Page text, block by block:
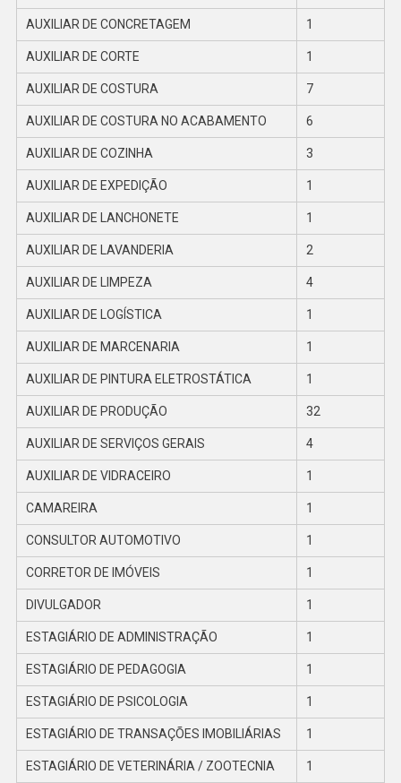
AUXILIAR DE CONCRETAGEM 1
AUXILIAR DE CORTE 1
AUXILIAR DE COSTURA 7
AUXILIAR DE COSTURA NO ACABAMENTO 6
AUXILIAR DE COZINHA 3
AUXILIAR DE EXPEDIÇÃO 1
AUXILIAR DE LANCHONETE 1
AUXILIAR DE LAVANDERIA 2
AUXILIAR DE LIMPEZA 4
AUXILIAR DE LOGÍSTICA 1
AUXILIAR DE MARCENARIA 1
AUXILIAR DE PINTURA ELETROSTÁTICA 1
AUXILIAR DE PRODUÇÃO 32
AUXILIAR DE SERVIÇOS GERAIS 4
AUXILIAR DE VIDRACEIRO 1
CAMAREIRA 1
CONSULTOR AUTOMOTIVO 1
CORRETOR DE IMÓVEIS 1
DIVULGADOR 1
ESTAGIÁRIO DE ADMINISTRAÇÃO 1
ESTAGIÁRIO DE PEDAGOGIA 1
ESTAGIÁRIO DE PSICOLOGIA 1
ESTAGIÁRIO DE TRANSAÇÕES IMOBILIÁRIAS 1
ESTAGIÁRIO DE VETERINÁRIA / ZOOTECNIA 1